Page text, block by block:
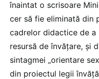
înaintat o scrisoare
cer să fie eliminată din
cadrelor didactice de
resursă de învățare, și
sintagmei „orientare
din proiectul legii